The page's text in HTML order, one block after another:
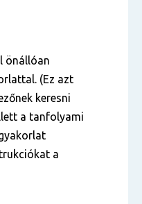
önállóan
(Ez azt
keresni
a tanfolyami
a